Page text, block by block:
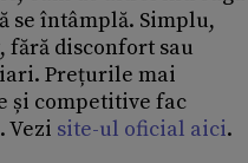
se întâmplă. Simplu,
fără disconfort sau
Prețurile mai
și competitive fac
Vezi site-ul oficial aici.